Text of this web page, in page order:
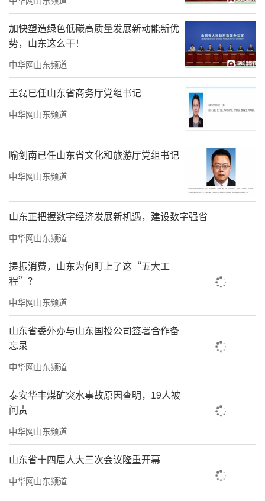
神与山东建党先驱贡献、杨明斋革命事迹、王
尽美思政品牌打造、刘谦初革命家庭精神展开
深度讲解；郑锐、李玉蕾老师则聚焦邓恩铭、
王尽美革命故事，以鲜活视角挖掘红色精神的
时代内涵与育人价值。教师代表分享环节中，
马克思主义学院教师结合教学实践，分享红色
精神融入思政教学的经验与思考，为思政教育
实践提供可借鉴的新思路。
闭幕式上，王立庭副书记作总结讲话。他
表示，本次研讨会汇聚校地多方智慧，专家教
师的分享兼具理论高度、实践深度、育人温
度，深化了师生对山东早期革命精神的认知，
为红色精神融入“大思政”教学细化实施举
措、夯实育人实效。他强调，学校将把研讨成
果转化为育人实效，把革命精神融入课程建
设、把红色基因融入实践教学、把初心使命融
入产教融合，统筹师资培育与校园文化建设，
深化校地协同、厚植育人根基，增强思政教育
加快塑造绿色低碳高质量发展新动能新优
势，山东这么干！
中华网山东频道
王磊已任山东省商务厅党组书记
中华网山东频道
喻剑南已任山东省文化和旅游厅党组书记
中华网山东频道
山东正把握数字经济发展新机遇，建设数字强省
中华网山东频道
提振消费，山东为何盯上了这“五大工
程”？
中华网山东频道
山东省委外办与山东国投公司签署合作备
忘录
中华网山东频道
泰安华丰煤矿突水事故原因查明，19人被
问责
中华网山东频道
山东省十四届人大三次会议隆重开幕
中华网山东频道